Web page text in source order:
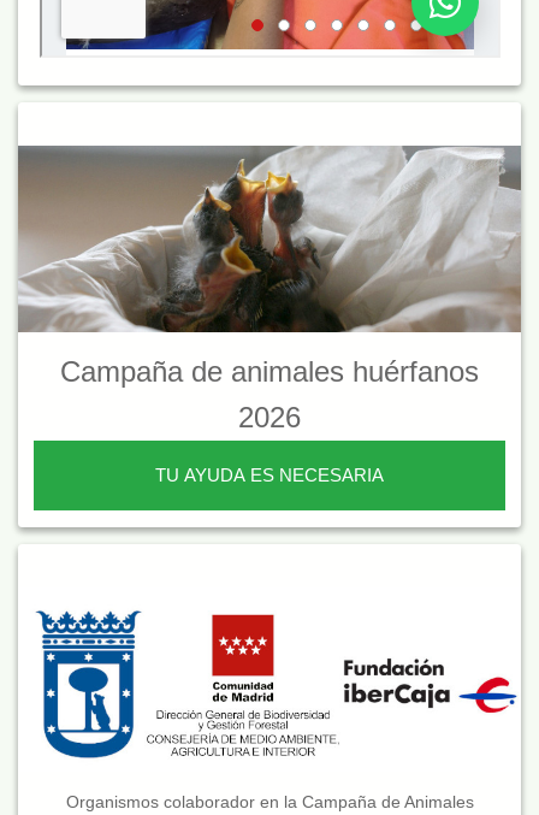
Campaña de animales huérfanos
2026
TU AYUDA ES NECESARIA
Organismos colaborador en la Campaña de Animales